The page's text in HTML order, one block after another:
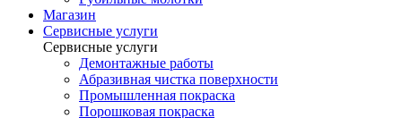
Магазин
Сервисные услуги
Сервисные услуги
Демонтажные работы
Абразивная чистка поверхности
Промышленная покраска
Порошковая покраска